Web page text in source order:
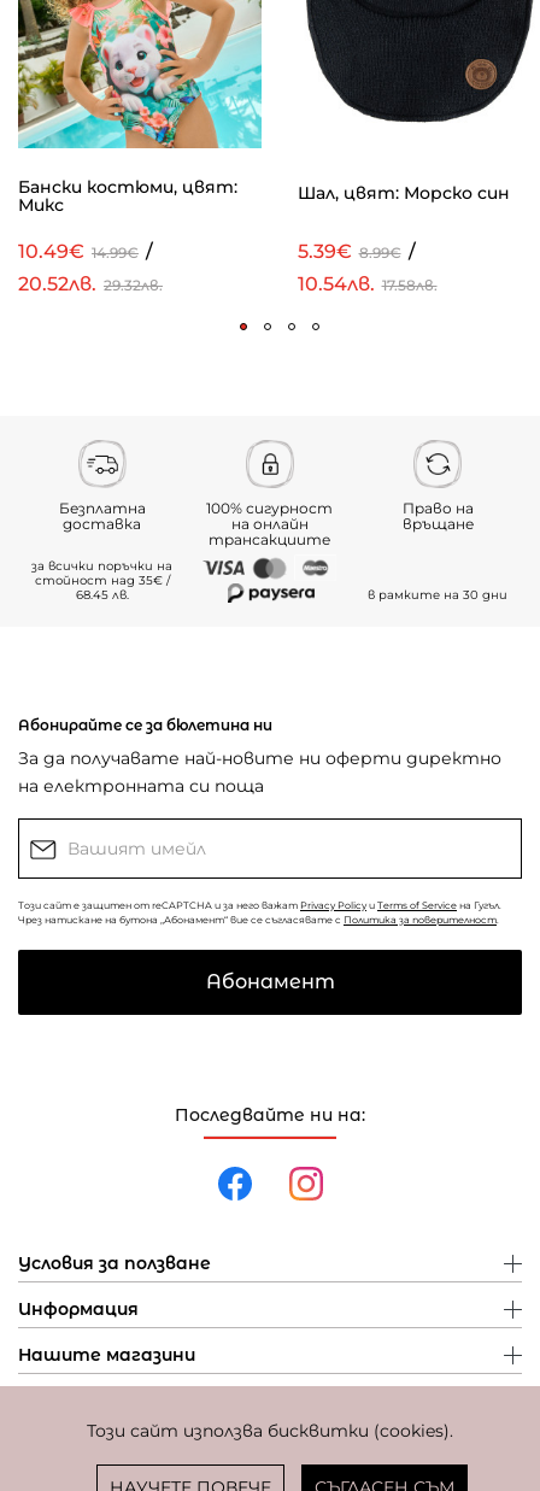
Този сайт използва бисквитки (cookies).
Бански костюми, цвят:
Микс
10.49€ 14.99€ /
20.52лв. 29.32лв.
Шал, цвят: Морско син
5.39€ 8.99€ /
10.54лв. 17.58лв.
Безплатна
доставка
за всички поръчки на
стойност над 35€ /
68.45 лв.
100% сигурност
на онлайн
трансакциите
Право на
връщане
в рамките на 30 дни
Последвайте ни на:
Условия за ползване
Информация
Нашите магазини
Абонирайте се за бюлетина ни
За да получавате най-новите ни оферти директно
на електронната си поща
Този сайт е защитен от reCAPTCHA и за него важат Privacy Policy и Terms of Service на Гугъл.
Чрез натискане на бутона „Абонамент“ вие се съгласявате с Политика за поверителност
Абонамент
Фиксиран курс за превалутиране: 1 EUR = 1,95583 BGN